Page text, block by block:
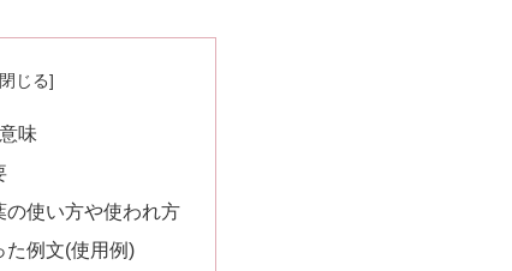
味
の使い方や使われ方
た例文(使用例)